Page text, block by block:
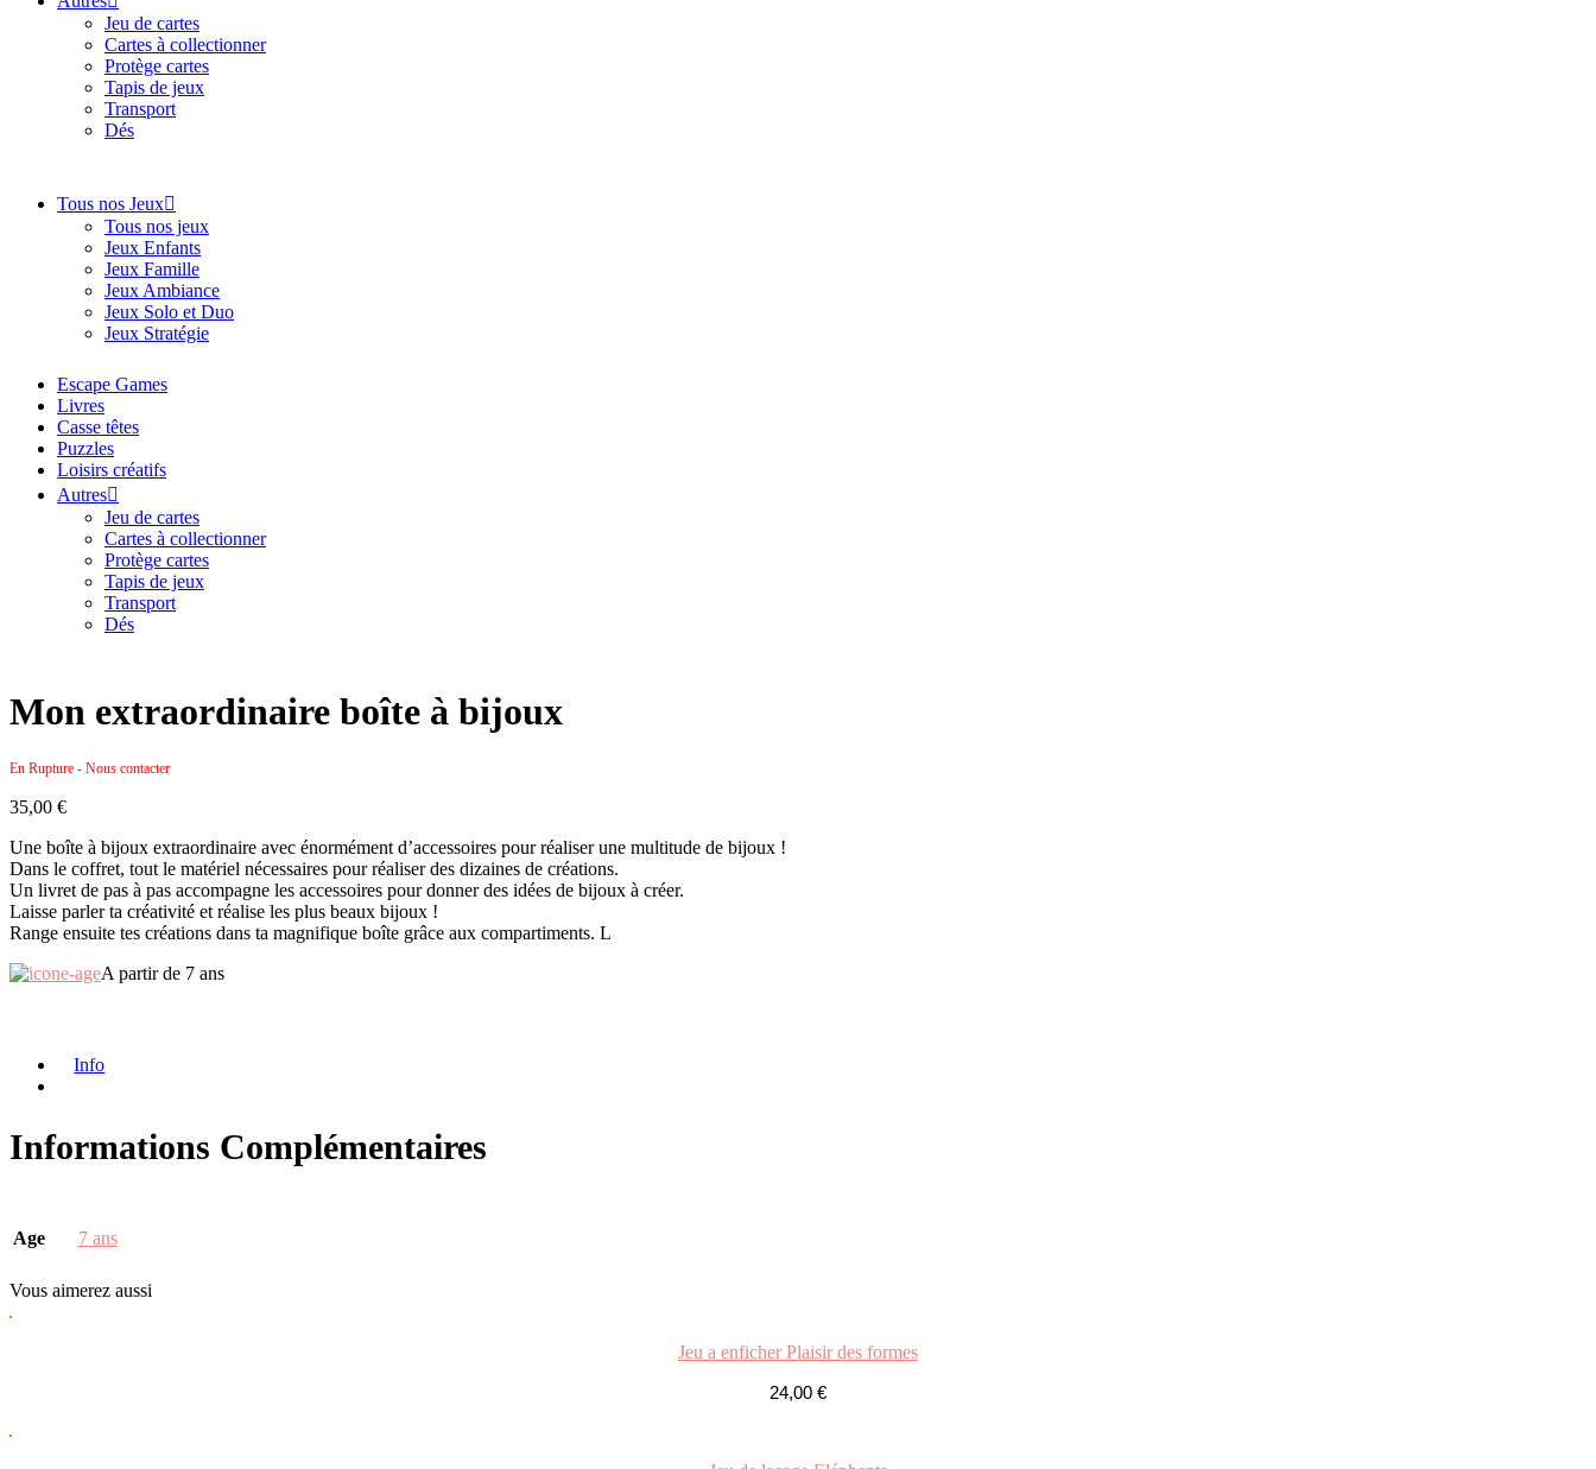
Jeu de cartes
Cartes à collectionner
Protège cartes
Tapis de jeux
Transport
Dés
Tous nos Jeux
Tous nos jeux
Jeux Enfants
Jeux Famille
Jeux Ambiance
Jeux Solo et Duo
Jeux Stratégie
Escape Games
Livres
Casse têtes
Puzzles
Loisirs créatifs
Autres
Jeu de cartes
Cartes à collectionner
Protège cartes
Tapis de jeux
Transport
Dés
Mon extraordinaire boîte à bijoux
En Rupture - Nous contacter
35,00 €
Une boîte à bijoux extraordinaire avec énormément d’accessoires pour réaliser une multitude de bijoux !
Dans le coffret, tout le matériel nécessaires pour réaliser des dizaines de créations.
Un livret de pas à pas accompagne les accessoires pour donner des idées de bijoux à créer.
Laisse parler ta créativité et réalise les plus beaux bijoux !
Range ensuite tes créations dans ta magnifique boîte grâce aux compartiments. L
A partir de 7 ans
Info
Informations Complémentaires
Age 7 ans
Vous aimerez aussi
Jeu a enficher Plaisir des formes
24,00 €